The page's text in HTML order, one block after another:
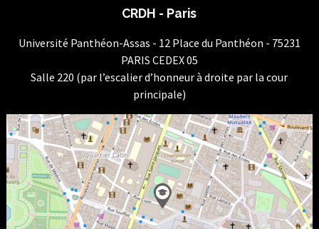
CRDH - Paris
Université Panthéon-Assas - 12 Place du Panthéon - 75231
PARIS CEDEX 05
Salle 220 (par l’escalier d’honneur à droite par la cour
principale)